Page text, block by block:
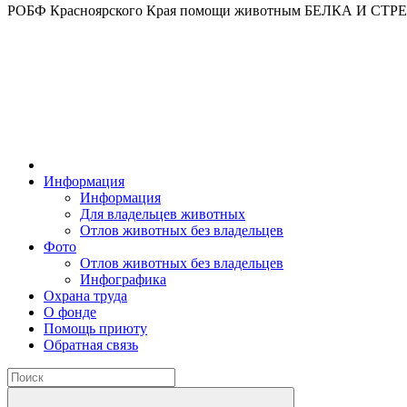
РОБФ Красноярского Края помощи животным БЕЛКА И
Информация
Информация
Для владельцев животных
Отлов животных без владельцев
Фото
Отлов животных без владельцев
Инфографика
Охрана труда
О фонде
Помощь приюту
Обратная связь